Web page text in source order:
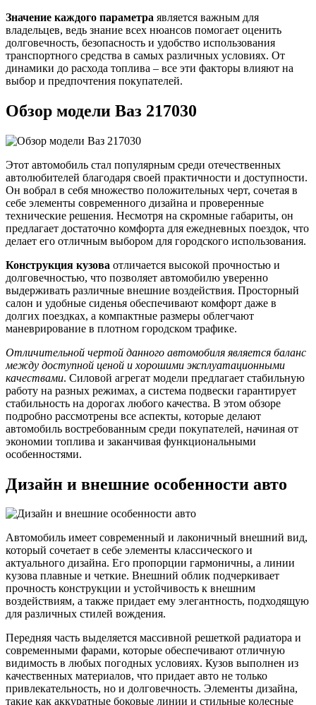
Значение каждого параметра является важным для
владельцев, ведь знание всех нюансов помогает оценить
долговечность, безопасность и удобство использования
транспортного средства в самых различных условиях. От
динамики до расхода топлива – все эти факторы влияют на
выбор и предпочтения покупателей.
Обзор модели Ваз 217030
Этот автомобиль стал популярным среди отечественных
автолюбителей благодаря своей практичности и доступности.
Он вобрал в себя множество положительных черт, сочетая в
себе элементы современного дизайна и проверенные
технические решения. Несмотря на скромные габариты, он
предлагает достаточно комфорта для ежедневных поездок, что
делает его отличным выбором для городского использования.
Конструкция кузова отличается высокой прочностью и
долговечностью, что позволяет автомобилю уверенно
выдерживать различные внешние воздействия. Просторный
салон и удобные сиденья обеспечивают комфорт даже в
долгих поездках, а компактные размеры облегчают
маневрирование в плотном городском трафике.
Отличительной чертой данного автомобиля является баланс
между доступной ценой и хорошими эксплуатационными
качествами. Силовой агрегат модели предлагает стабильную
работу на разных режимах, а система подвески гарантирует
стабильность на дорогах любого качества. В этом обзоре
подробно рассмотрены все аспекты, которые делают
автомобиль востребованным среди покупателей, начиная от
экономии топлива и заканчивая функциональными
особенностями.
Дизайн и внешние особенности авто
Автомобиль имеет современный и лаконичный внешний вид,
который сочетает в себе элементы классического и
актуального дизайна. Его пропорции гармоничны, а линии
кузова плавные и четкие. Внешний облик подчеркивает
прочность конструкции и устойчивость к внешним
воздействиям, а также придает ему элегантность, подходящую
для различных стилей вождения.
Передняя часть выделяется массивной решеткой радиатора и
современными фарами, которые обеспечивают отличную
видимость в любых погодных условиях. Кузов выполнен из
качественных материалов, что придает авто не только
привлекательность, но и долговечность. Элементы дизайна,
такие как аккуратные боковые линии и стильные колесные